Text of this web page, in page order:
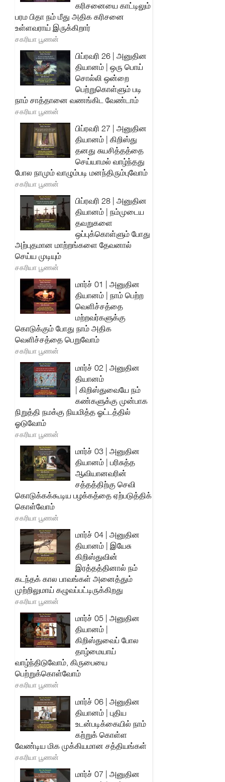
கரிசனையை காட்டிலும்
பரம பிதா நம் மீது அதிக கரிசனை
உள்ளவராய் இருக்கிறார்
சகரியா பூணன்
பிப்ரவரி 26 | அனுதின
தியானம் | ஒரு பொய்
சொல்லி ஒன்றை
பெற்றுகொள்ளும் படி
நாம் சாத்தானை வணங்கிட வேண்டாம்
சகரியா பூணன்
பிப்ரவரி 27 | அனுதின
தியானம் | கிறிஸ்து
தனது சுயசித்தத்தை
செய்யாமல் வாழ்ந்தது
போல நாமும் வாழும்படி மனந்திரும்புவோம்
சகரியா பூணன்
பிப்ரவரி 28 | அனுதின
தியானம் | நம்முடைய
தவறுகளை
ஒப்புக்கொள்ளும் போது
அற்புதமான மாற்றங்களை தேவனால்
செய்ய முடியும்
சகரியா பூணன்
மார்ச் 01 | அனுதின
தியானம் | நாம் பெற்ற
வெளிச்சத்தை
மற்றவர்களுக்கு
கொடுக்கும் போது நாம் அதிக
வெளிச்சத்தை பெறுவோம்
சகரியா பூணன்
மார்ச் 02 | அனுதின
தியானம்
| கிறிஸ்துவையே நம்
கண்களுக்கு முன்பாக
நிறுத்தி நமக்கு நியமித்த ஓட்டத்தில்
ஓடுவோம்
சகரியா பூணன்
மார்ச் 03 | அனுதின
தியானம் | பரிசுத்த
ஆவியானவரின்
சத்தத்திற்கு செவி
கொடுக்கக்கூடிய பழக்கத்தை ஏற்படுத்திக்
கொள்வோம்
சகரியா பூணன்
மார்ச் 04 | அனுதின
தியானம் | இயேசு
கிறிஸ்துவின்
இரத்தத்தினால் நம்
கடந்தக் கால பாவங்கள் அனைத்தும்
முற்றிலுமாய் கழுவப்பட்டிருக்கிறது
சகரியா பூணன்
மார்ச் 05 | அனுதின
தியானம் |
கிறிஸ்துவைப் போல
தாழ்மையாய்
வாழ்ந்திடுவோம், கிருபையை
பெற்றுக்கொள்வோம்
சகரியா பூணன்
மார்ச் 06 | அனுதின
தியானம் | புதிய
உடன்படிக்கையில் நாம்
கற்றுக் கொள்ள
வேண்டிய மிக முக்கியமான சத்தியங்கள்
சகரியா பூணன்
மார்ச் 07 | அனுதின